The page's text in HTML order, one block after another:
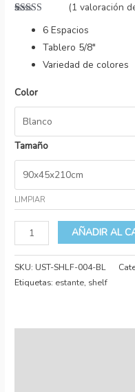
5.00 de
valoración
(1 valoración
6 Espacios
Tablero 5/8″
Variedad de colores
Color
Tamaño
LIMPIAR
AÑADIR AL
SKU: UST-SHLF-004-BL
Etiquetas: estante, shelf